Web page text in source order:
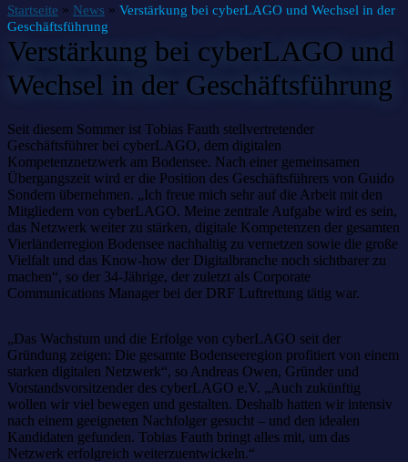
Startseite » News » Verstärkung bei cyberLAGO und Wechsel in der
Geschäftsführung
Verstärkung bei cyberLAGO und
Wechsel in der Geschäftsführung
Seit diesem Sommer ist Tobias Fauth stellvertretender
Geschäftsführer bei cyberLAGO, dem digitalen
Kompetenznetzwerk am Bodensee. Nach einer gemeinsamen
Übergangszeit wird er die Position des Geschäftsführers von Guido
Sondern übernehmen. „Ich freue mich sehr auf die Arbeit mit den
Mitgliedern von cyberLAGO. Meine zentrale Aufgabe wird es sein,
das Netzwerk weiter zu stärken, digitale Kompetenzen der gesamten
Vierländerregion Bodensee nachhaltig zu vernetzen sowie die große
Vielfalt und das Know-how der Digitalbranche noch sichtbarer zu
machen“, so der 34-Jährige, der zuletzt als Corporate
Communications Manager bei der DRF Luftrettung tätig war.
„Das Wachstum und die Erfolge von cyberLAGO seit der
Gründung zeigen: Die gesamte Bodenseeregion profitiert von einem
starken digitalen Netzwerk“, so Andreas Owen, Gründer und
Vorstandsvorsitzender des cyberLAGO e.V. „Auch zukünftig
wollen wir viel bewegen und gestalten. Deshalb hatten wir intensiv
nach einem geeigneten Nachfolger gesucht – und den idealen
Kandidaten gefunden. Tobias Fauth bringt alles mit, um das
Netzwerk erfolgreich weiterzuentwickeln.“